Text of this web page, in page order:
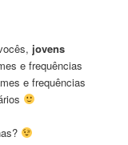
jovens
e frequências
e frequências